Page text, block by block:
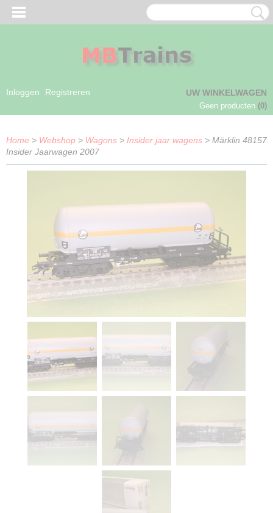
Inloggen Registreren UW WINKELWAGEN
Geen producten (0)
Home > Webshop > Wagons > Insider jaar wagens > Märklin 48157
Insider Jaarwagen 2007